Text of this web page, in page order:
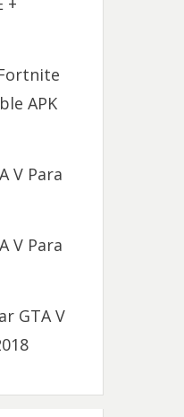
APK
V Para
V Para
GTA V